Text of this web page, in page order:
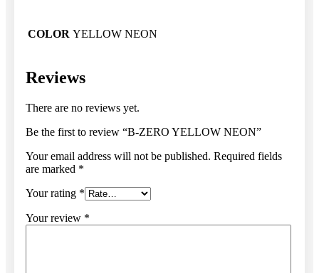
COLOR YELLOW NEON
Reviews
There are no reviews yet.
Be the first to review “B-ZERO YELLOW NEON”
Your email address will not be published. Required fields
are marked *
Your rating *
Your review *